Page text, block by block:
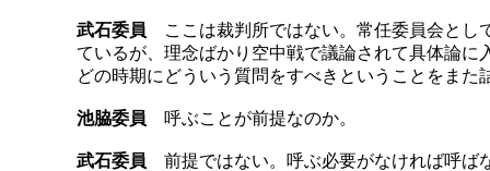
武石委員 ここは裁判所ではない。常任委員会とし
ているが、理念ばかり空中戦で議論されて具体論
どの時期にどういう質問をすべきということをまた
池脇委員 呼ぶことが前提なのか。
武石委員 前提ではない。呼ぶ必要がなければ呼ば